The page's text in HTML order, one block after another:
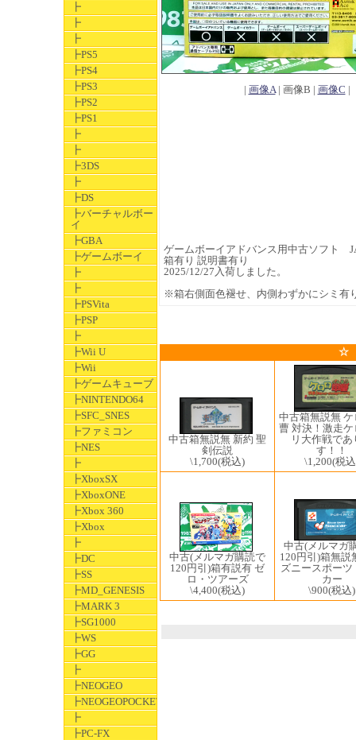
┣
┣
┣
┣PS5
┣PS4
┣PS3
┣PS2
┣PS1
┣
┣
┣3DS
┣
┣DS
┣バーチャルボー
イ
┣GBA
┣ゲームボーイ
┣
┣
┣PSVita
┣PSP
┣
┣Wii U
┣Wii
┣ゲームキューブ
┣NINTENDO64
┣SFC_SNES
┣ファミコン
┣NES
┣
┣XboxSX
┣XboxONE
┣Xbox 360
┣Xbox
┣
┣DC
┣SS
┣MD_GENESIS
┣MARK 3
┣SG1000
┣WS
┣GG
┣
┣NEOGEO
┣NEOGEOPOCKET
┣
┣PC-FX
| 画像A| 画像B | 画像C |
ゲームボーイアドバンス用中古ソフト
箱有り 説明書有り
2025/12/27入荷しました。
※箱右側面色褪せ、内側わずかにシミ有
☆
中古箱無説無 新約 聖
剣伝説
\1,700(税込)
中古箱無説無
曹 対決！激走
リ大作戦であ
す！！
\1,200(税
中古(メルマガ購読で
120円引)箱有説有 ゼ
ロ・ツアーズ
\4,400(税込)
中古(メルマガ
120円引)箱無説
ズニースポーツ
カー
\900(税込)